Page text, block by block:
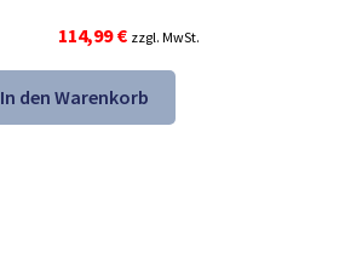
Ursprünglicher
Preis
war:
159,99 €
114,99€Aktueller
Preis
ist:
114,99 €.
zzgl. MwSt.
In den Warenkorb